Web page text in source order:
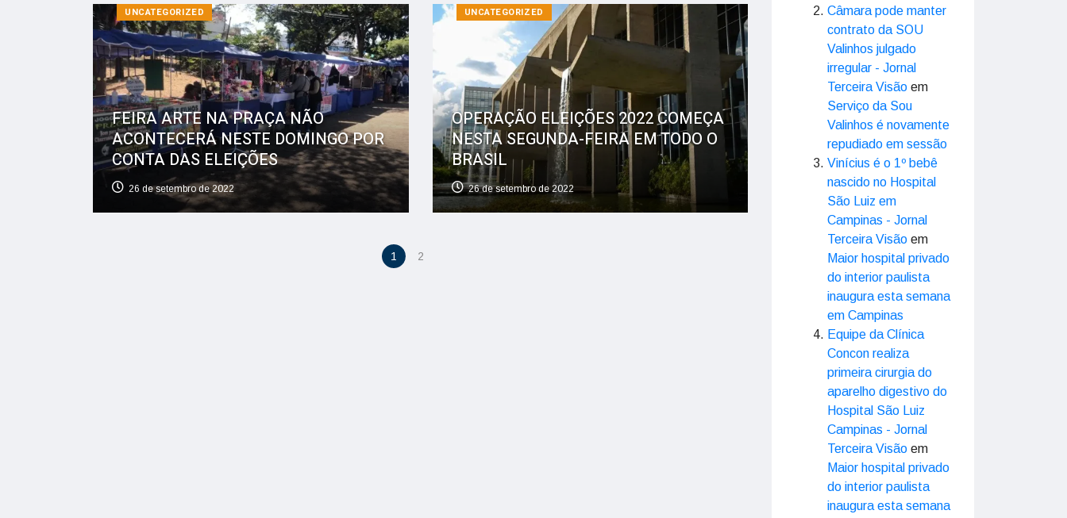
UNCATEGORIZED
FEIRA ARTE NA PRAÇA NÃO
ACONTECERÁ NESTE DOMINGO POR
CONTA DAS ELEIÇÕES
26 de setembro de 2022
UNCATEGORIZED
OPERAÇÃO ELEIÇÕES 2022 COMEÇA
NESTA SEGUNDA-FEIRA EM TODO O
BRASIL
26 de setembro de 2022
1 2
Câmara pode manter
contrato da SOU
Valinhos julgado
irregular - Jornal
Terceira Visão em
Serviço da Sou
Valinhos é novamente
repudiado em sessão
Vinícius é o 1º bebê
nascido no Hospital
São Luiz em
Campinas - Jornal
Terceira Visão em
Maior hospital privado
do interior paulista
inaugura esta semana
em Campinas
Equipe da Clínica
Concon realiza
primeira cirurgia do
aparelho digestivo do
Hospital São Luiz
Campinas - Jornal
Terceira Visão em
Maior hospital privado
do interior paulista
inaugura esta semana